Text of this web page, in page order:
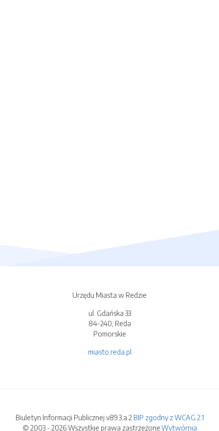
Urzędu Miasta w Redzie
ul. Gdańska 33
84-240, Reda
Pomorskie
miasto.reda.pl
Biuletyn Informacji Publicznej v89.3.a.2 BIP zgodny z WCAG 2.1
© 2003 - 2026 Wszystkie prawa zastrzeżone.Wytwórnia